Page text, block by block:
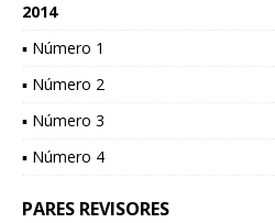
2014
▪ Número 1
▪ Número 2
▪ Número 3
▪ Número 4
PARES REVISORES